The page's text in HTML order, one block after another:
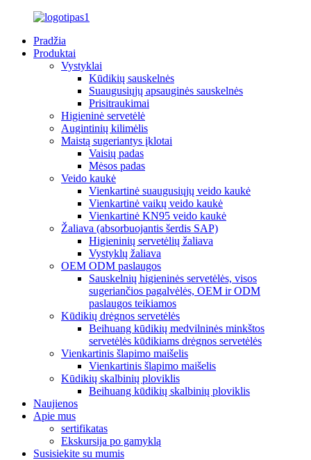
Pradžia
Produktai
Vystyklai
Kūdikių sauskelnės
Suaugusiųjų apsauginės sauskelnės
Prisitraukimai
Higieninė servetėlė
Augintinių kilimėlis
Maistą sugeriantys įklotai
Vaisių padas
Mėsos padas
Veido kaukė
Vienkartinė suaugusiųjų veido kaukė
Vienkartinė vaikų veido kaukė
Vienkartinė KN95 veido kaukė
Žaliava (absorbuojantis šerdis SAP)
Higieninių servetėlių žaliava
Vystyklų žaliava
OEM ODM paslaugos
Sauskelnių higieninės servetėlės, visos
sugeriančios pagalvėlės, OEM ir ODM
paslaugos teikiamos
Kūdikių drėgnos servetėlės
Beihuang kūdikių medvilninės minkštos
servetėlės ​​kūdikiams drėgnos servetėlės
Vienkartinis šlapimo maišelis
Vienkartinis šlapimo maišelis
Kūdikių skalbinių ploviklis
Beihuang kūdikių skalbinių ploviklis
Naujienos
Apie mus
sertifikatas
Ekskursija po gamyklą
Susisiekite su mumis